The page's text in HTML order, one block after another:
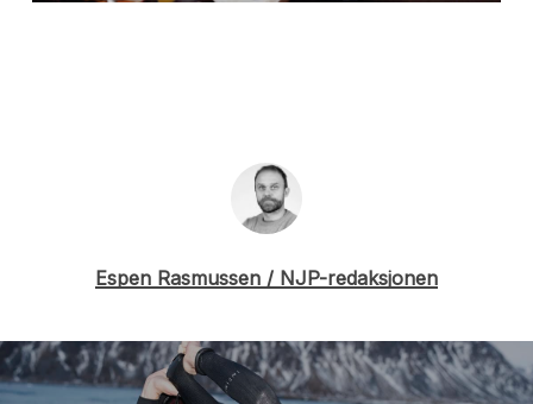
Espen Rasmussen / NJP-redaksjonen